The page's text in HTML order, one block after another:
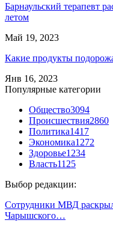
Барнаульский терапевт
летом
Май 19, 2023
Какие продукты
Янв 16, 2023
Популярные категории
Общество3094
Происшествия2860
Политика1417
Экономика1272
Здоровье1234
Власть1125
Выбор редакции:
Сотрудники МВД
Чарышского…